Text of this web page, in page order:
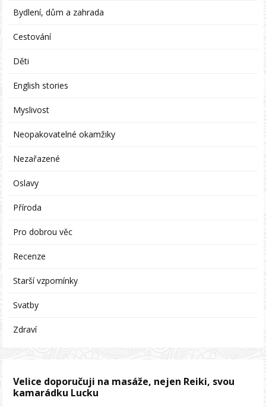
Bydlení, dům a zahrada
Cestování
Děti
English stories
Myslivost
Neopakovatelné okamžiky
Nezařazené
Oslavy
Příroda
Pro dobrou věc
Recenze
Starší vzpomínky
Svatby
Zdraví
Velice doporučuji na masáže, nejen Reiki, svou
kamarádku Lucku